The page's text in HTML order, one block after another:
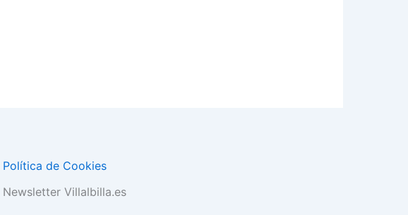
Política de Cookies
Newsletter Villalbilla.es